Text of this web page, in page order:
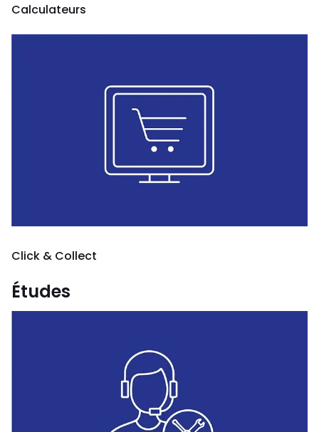
Calculateurs
Click & Collect
Études